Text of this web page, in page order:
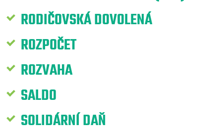
RODIČOVSKÁ DOVOLENÁ
ROZPOČET
ROZVAHA
SALDO
SOLIDÁRNÍ DAŇ